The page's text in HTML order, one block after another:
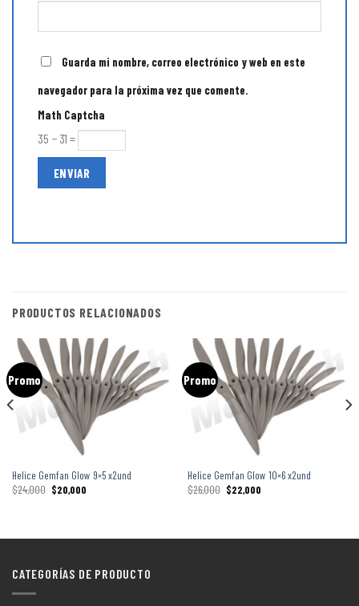
Guarda mi nombre, correo electrónico y web en este
navegador para la próxima vez que comente.
Math Captcha
35 − 31 =
PRODUCTOS RELACIONADOS
Promo
Helice Gemfan Glow 9×5 x2und
$24,000 $20,000
Promo
Helice Gemfan Glow 10×6 x2und
$26,000 $22,000
CATEGORÍAS DE PRODUCTO